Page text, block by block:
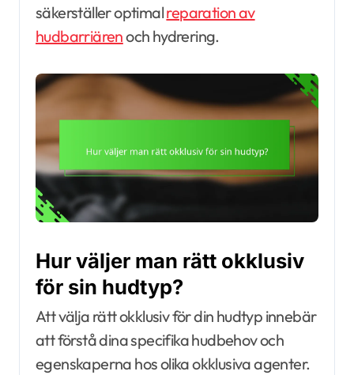
säkerställer optimalreparation av
hudbarriärenoch hydrering.
Hur väljer man rätt okklusiv
för sin hudtyp?
Att välja rätt okklusiv för din hudtyp innebär
att förstå dina specifika hudbehov och
egenskaperna hos olika okklusiva agenter.